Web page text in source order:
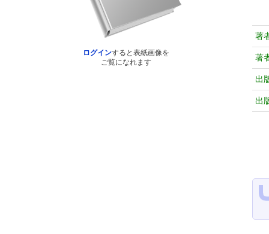
ログインすると表紙画像を
ご覧になれます
著
著
出
出